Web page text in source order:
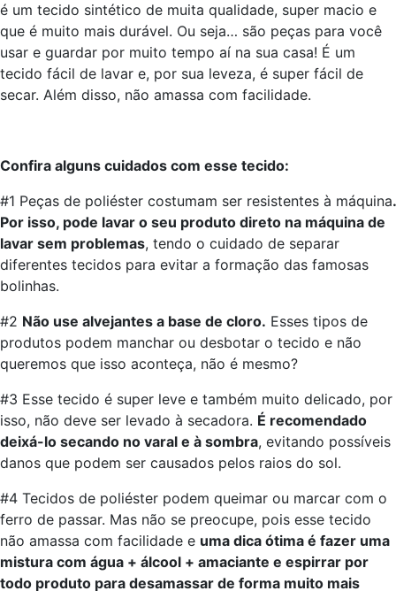
é um tecido sintético de muita qualidade, super macio e
que é muito mais durável. Ou seja… são peças para você
usar e guardar por muito tempo aí na sua casa! É um
tecido fácil de lavar e, por sua leveza, é super fácil de
secar. Além disso, não amassa com facilidade.
Confira alguns cuidados com esse tecido:
#1 Peças de poliéster costumam ser resistentes à máquina.
Por isso, pode lavar o seu produto direto na máquina de
lavar sem problemas, tendo o cuidado de separar
diferentes tecidos para evitar a formação das famosas
bolinhas.
#2 Não use alvejantes a base de cloro. Esses tipos de
produtos podem manchar ou desbotar o tecido e não
queremos que isso aconteça, não é mesmo?
#3 Esse tecido é super leve e também muito delicado, por
isso, não deve ser levado à secadora. É recomendado
deixá-lo secando no varal e à sombra, evitando possíveis
danos que podem ser causados pelos raios do sol.
#4 Tecidos de poliéster podem queimar ou marcar com o
ferro de passar. Mas não se preocupe, pois esse tecido
não amassa com facilidade e uma dica ótima é fazer uma
mistura com água + álcool + amaciante e espirrar por
todo produto para desamassar de forma muito mais